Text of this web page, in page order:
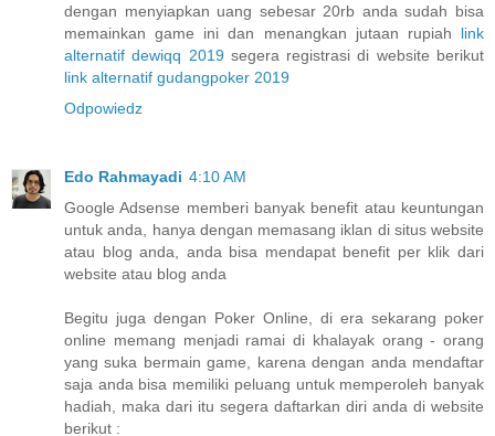
dengan menyiapkan uang sebesar 20rb anda sudah bisa
memainkan game ini dan menangkan jutaan rupiah link
alternatif dewiqq 2019segera registrasi di website berikut
link alternatif gudangpoker 2019
Odpowiedz
Edo Rahmayadi 4:10 AM
Google Adsense memberi banyak benefit atau keuntungan
untuk anda, hanya dengan memasang iklan di situs website
atau blog anda, anda bisa mendapat benefit per klik dari
website atau blog anda
Begitu juga dengan Poker Online, di era sekarang poker
online memang menjadi ramai di khalayak orang - orang
yang suka bermain game, karena dengan anda mendaftar
saja anda bisa memiliki peluang untuk memperoleh banyak
hadiah, maka dari itu segera daftarkan diri anda di website
berikut :